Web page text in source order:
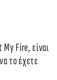
Fire, είναι
το έχετε